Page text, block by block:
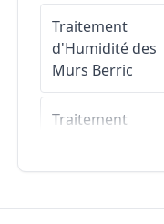
Traitement
d'Humidité des
Murs Berric
Traitement
Traitement